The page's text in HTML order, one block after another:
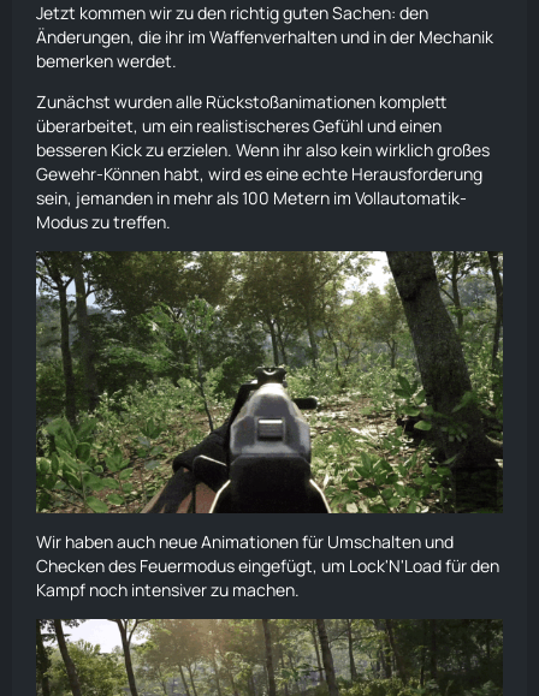
Jetzt kommen wir zu den richtig guten Sachen: den
Änderungen, die ihr im Waffenverhalten und in der Mechanik
bemerken werdet.
Zunächst wurden alle Rückstoßanimationen komplett
überarbeitet, um ein realistischeres Gefühl und einen
besseren Kick zu erzielen. Wenn ihr also kein wirklich großes
Gewehr-Können habt, wird es eine echte Herausforderung
sein, jemanden in mehr als 100 Metern im Vollautomatik-
Modus zu treffen.
Wir haben auch neue Animationen für Umschalten und
Checken des Feuermodus eingefügt, um Lock'N'Load für den
Kampf noch intensiver zu machen.